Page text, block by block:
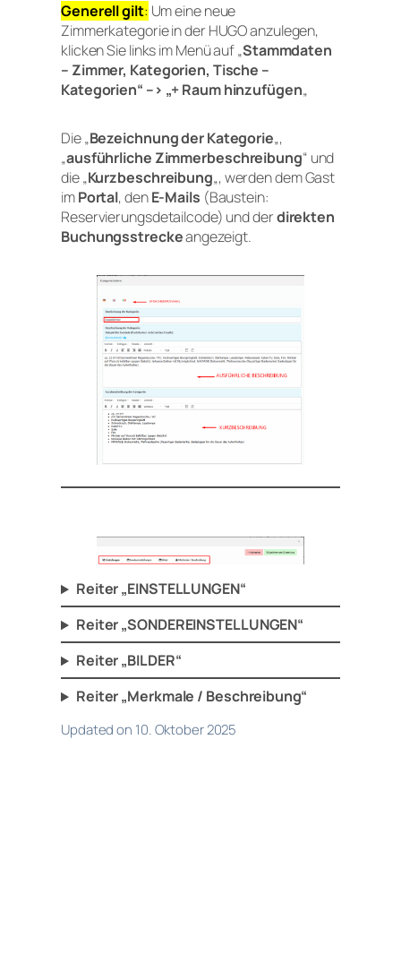
Generell gilt: Um eine neue
Zimmerkategorie in der HUGO anzulegen,
klicken Sie links im Menü auf „Stammdaten
– Zimmer, Kategorien, Tische –
Kategorien“ –> „+ Raum hinzufügen„
Die „Bezeichnung der Kategorie„,
„ausführliche Zimmerbeschreibung“ und
die „Kurzbeschreibung„, werden dem Gast
imPortal, denE-Mails (Baustein:
Reservierungsdetailcode) und derdirekten
Buchungsstreckeangezeigt.
Reiter „EINSTELLUNGEN“
Reiter „SONDEREINSTELLUNGEN“
Reiter „BILDER“
Reiter „Merkmale / Beschreibung“
Updated on 10. Oktober 2025